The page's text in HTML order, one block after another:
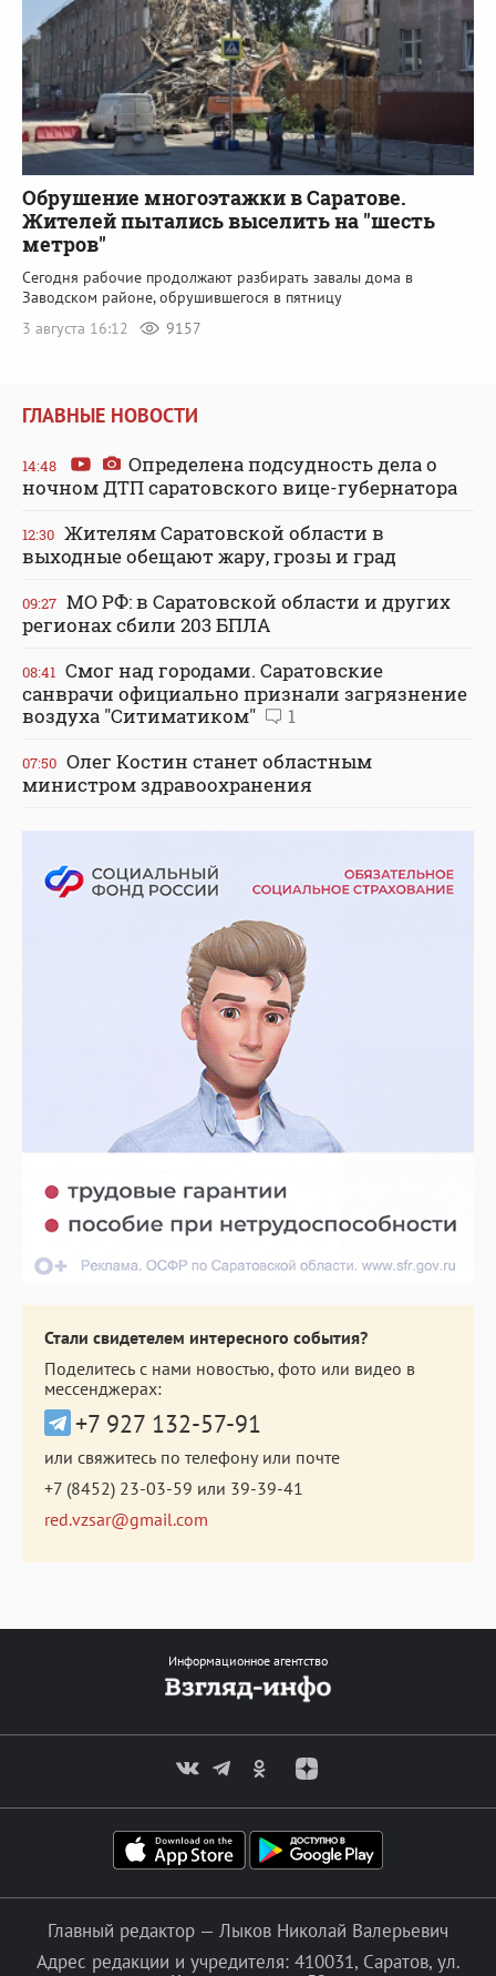
Обрушение многоэтажки в Саратове.
Жителей пытались выселить на "шесть
метров"
Сегодня рабочие продолжают разбирать завалы дома в
Заводском районе, обрушившегося в пятницу
3 августа 16:12
9157
ГЛАВНЫЕ НОВОСТИ
14:48
Определена подсудность дела о
ночном ДТП саратовского вице-губернатора
12:30 Жителям Саратовской области в
выходные обещают жару, грозы и град
09:27 МО РФ: в Саратовской области и других
регионах сбили 203 БПЛА
08:41 Смог над городами. Саратовские
санврачи официально признали загрязнение
воздуха "Ситиматиком"
1
07:50 Олег Костин станет областным
министром здравоохранения
Стали свидетелем интересного события?
Поделитесь с нами новостью, фото или видео в
мессенджерах:
+7 927 132-57-91
или свяжитесь по телефону или почте
+7 (8452) 23-03-59 или 39-39-41
red.vzsar@gmail.com
Информационное агентство
Главный редактор — Лыков Николай Валерьевич
Адрес редакции и учредителя: 410031, Саратов, ул.